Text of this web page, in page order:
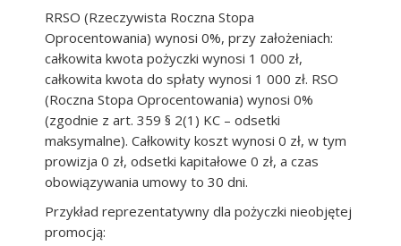
RRSO (Rzeczywista Roczna Stopa
Oprocentowania) wynosi 0%, przy założeniach:
całkowita kwota pożyczki wynosi 1 000 zł,
całkowita kwota do spłaty wynosi 1 000 zł. RSO
(Roczna Stopa Oprocentowania) wynosi 0%
(zgodnie z art. 359 § 2(1) KC – odsetki
maksymalne). Całkowity koszt wynosi 0 zł, w tym
prowizja 0 zł, odsetki kapitałowe 0 zł, a czas
obowiązywania umowy to 30 dni.
Przykład reprezentatywny dla pożyczki nieobjętej
promocją: